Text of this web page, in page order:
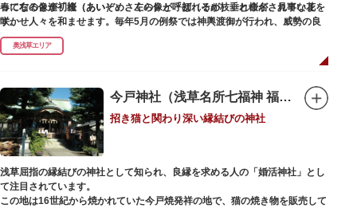
春になると逢初桜（あいぞめさくら）と呼ばれるが枝垂れ桜が、見事な花を
咲かせ人々を和ませます。毎年5月の例祭では神輿渡御が行われ、威勢の良
い掛け声とともに各町は活気にあふれます。
吉原弁財天は浅草名所七福神の一社・弁財天にあたり、七福神に関する授与
って右の像が「逢（あい）」、左の像が「初（そめ）」と命名されていま
す。
奥浅草エリア
今戸神社（浅草名所七福神 福禄寿）
招き猫と関わり深い縁結びの神社
浅草屈指の縁結びの神社として知られ、良縁を求める人の「婚活神社」とし
て注目されています。
この地は16世紀から焼かれていた今戸焼発祥の地で、猫の焼き物を販売して